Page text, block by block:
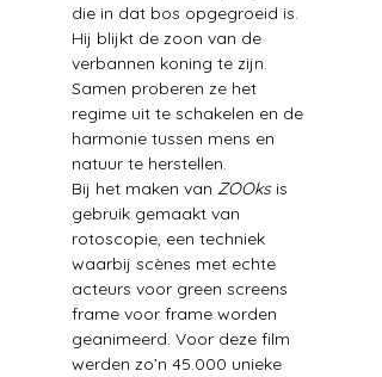
die in dat bos opgegroeid is.
Hij blijkt de zoon van de
verbannen koning te zijn.
Samen proberen ze het
regime uit te schakelen en de
harmonie tussen mens en
natuur te herstellen.
Bij het maken van ZOOks is
gebruik gemaakt van
rotoscopie, een techniek
waarbij scènes met echte
acteurs voor green screens
frame voor frame worden
geanimeerd. Voor deze film
werden zo’n 45.000 unieke